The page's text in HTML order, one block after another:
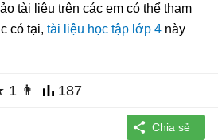
tài liệu trên các em có thể tham
có tại, tài liệu học tập lớp 4 này
1 👨 187